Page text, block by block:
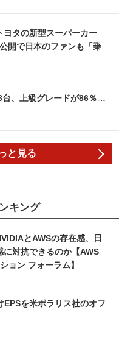
ヨタの新型スーパーカー
開で日本のファンも「乗
台、上級グレードが86％…
と見る
キング
とAWSの存在感、日
対抗できるのか【AWS
ョン フォーラム】
を米ポラリス社のオフ